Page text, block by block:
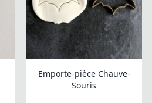
Emporte-pièce Chauve-
Souris